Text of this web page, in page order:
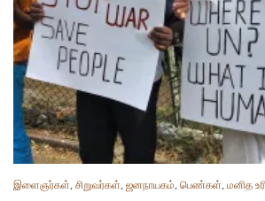
இளைஞர்கள், சிறுவர்கள், ஜனநாயகம், பெண்கள், மனித